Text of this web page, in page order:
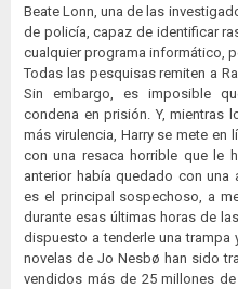
Beate Lonn, una de las
de policía, capaz de identificar
cualquier programa informático,
Todas las pesquisas remiten a
Sin embargo, es imposible
condena en prisión. Y, mientras
más virulencia, Harry se mete en
con una resaca horrible que le
anterior había quedado con una
es el principal sospechoso, a
durante esas últimas horas de
dispuesto a tenderle una trampa
novelas de Jo Nesbø han sido
vendidos más de 25 millones